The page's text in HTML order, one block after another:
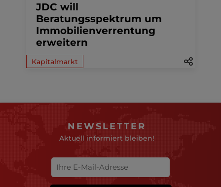
JDC will
Beratungsspektrum um
Immobilienverrentung
erweitern
Kapitalmarkt
NEWSLETTER
Aktuell informiert bleiben!